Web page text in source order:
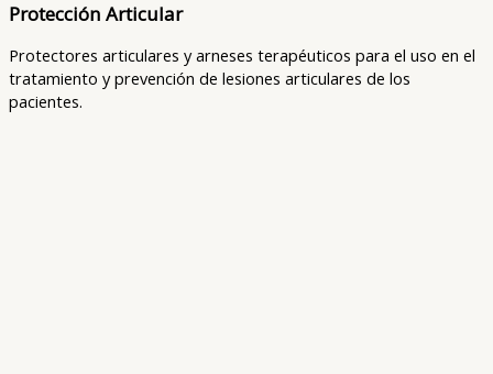
Protección Articular
Protectores articulares y arneses terapéuticos para el uso en el
tratamiento y prevención de lesiones articulares de los
pacientes.